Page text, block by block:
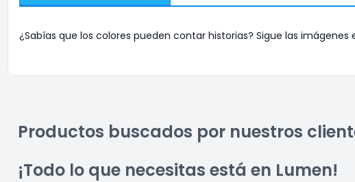
¿Sabías que los colores pueden contar historias? Sigue las
Productos buscados por nuestros
¡Todo lo que necesitas está en Lumen!